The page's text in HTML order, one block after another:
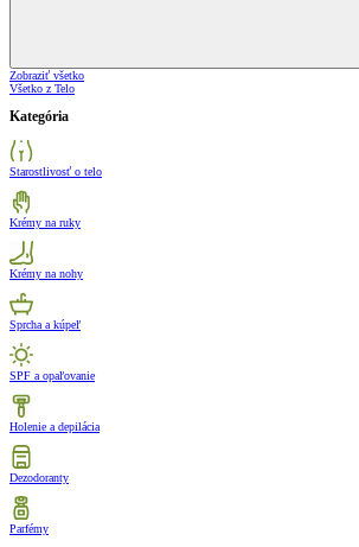
Zobraziť všetko
Všetko z Telo
Kategória
Starostlivosť o telo
Krémy na ruky
Krémy na nohy
Sprcha a kúpeľ
SPF a opaľovanie
Holenie a depilácia
Dezodoranty
Parfémy